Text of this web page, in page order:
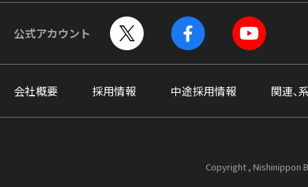
公式アカウント
会社概要 採用情報 中途採用情報 関連、
Copyright , Nishinippon